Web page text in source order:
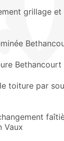
grillage
Bethancourt
toiture par
Vaux